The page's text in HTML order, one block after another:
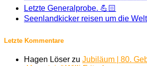
Letzte Generalprobe. 💪🏻
Seenlandkicker reisen um die
Letzte Kommentare
Hagen Löser zu Jubiläum | 80.